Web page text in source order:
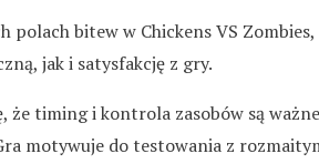
polach bitew w Chickens VS
jak i satysfakcję z gry.
że timing i kontrola zasobów są
motywuje do testowania z